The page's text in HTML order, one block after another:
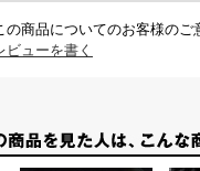
の商品についてのお客様のご
ビューを書く